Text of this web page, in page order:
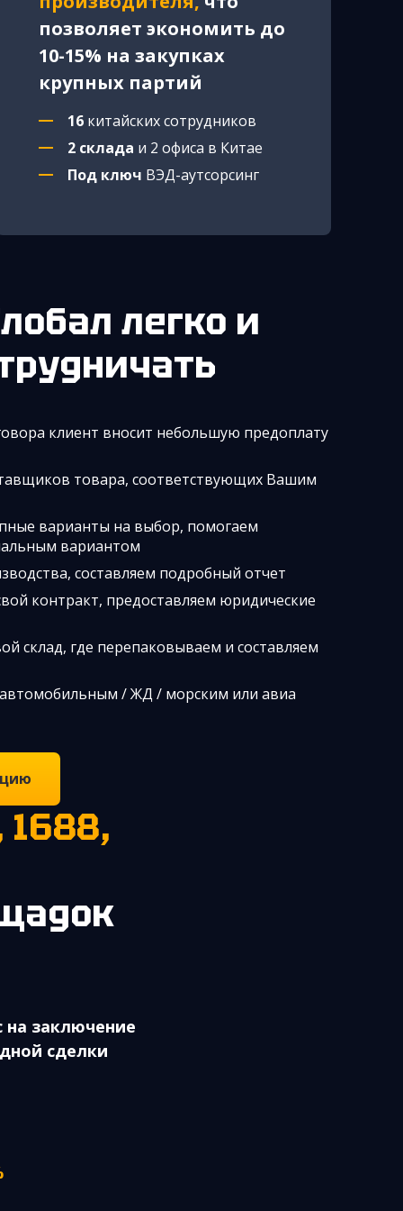
позволяет экономить до
10-15% на закупках
крупных партий
16китайских сотрудников
2 склада и 2 офиса в Китае
Под ключ ВЭД-аутсорсинг
клиент вносит небольшую предоплату
товара, соответствующих Вашим
варианты на выбор, помогаем
вариантом
составляем подробный отчет
контракт, предоставляем юридические
склад, где перепаковываем и составляем
/ ЖД / морским или авиа
1688,
на заключение
сделки